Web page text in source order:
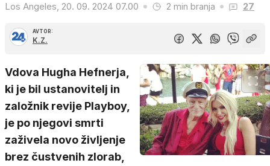
Los Angeles, 20. 09. 2024 07.00 2 min branja 27
AVTOR:
K.Z.
Vdova Hugha Hefnerja,
ki je bil ustanovitelj in
založnik revije Playboy,
je po njegovi smrti
zaživela novo življenje
brez čustvenih zlorab,